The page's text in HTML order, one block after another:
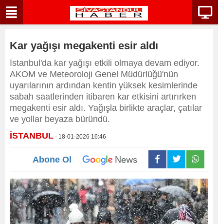
Kar yağışı megakenti esir aldı
İstanbul'da kar yağışı etkili olmaya devam ediyor.
AKOM ve Meteoroloji Genel Müdürlüğü'nün
uyarılarının ardından kentin yüksek kesimlerinde
sabah saatlerinden itibaren kar etkisini artırırken
megakenti esir aldı. Yağışla birlikte araçlar, çatılar
ve yollar beyaza büründü.
İSTANBUL - 18-01-2026 16:46
Abone Ol